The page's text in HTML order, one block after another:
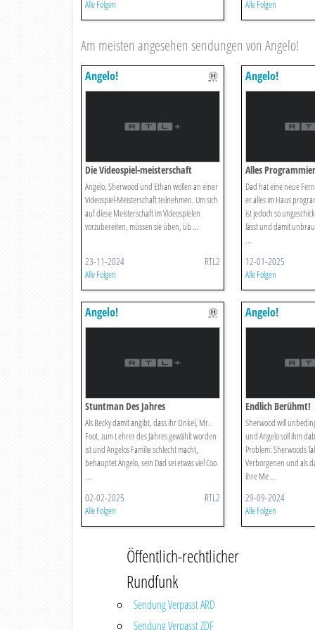
Alle Folgen Alle Folgen
Am meisten angesehen sendungen von Angelo!
Angelo!
Die Videospiel-meisterschaft
Angelo, Sherwood und Ethan wollen an einer
Videospiel-Meisterschaft teilnehmen. Um sich
auf diese Meisterschaft im Videospielen
vorzubereiten, müssen sie üben, üb ...
23-11-2024 RTL2
Alle Folgen
Angelo!
Alles
Dad hat eine neue
er alles im Haus
ist jedoch so
lässt und damit
...
12-01-2025
Alle Folgen
Angelo!
Stuntman Des Jahres
Als Becky damit angibt, dass ihr Onkel, Mr.
Foot, zum Lehrer des Jahres gewählt worden
ist und Angelos Familie schlecht macht,
behauptet Angelo, sein Dad sei etwas viel Coo
...
02-02-2025 RTL2
Alle Folgen
Angelo!
Endlich Berühmt!
Sherwood will
und Angelo soll ihm
Problem: Sherwoods
Verborgenen und als
ihre Me ...
29-09-2024
Alle Folgen
Öffentlich-rechtlicher
Rundfunk
Sendung Verpasst ARD
Sendung Verpasst ZDF